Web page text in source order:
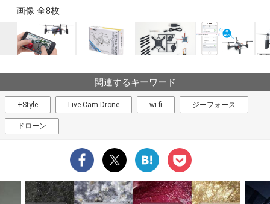
画像 全8枚
関連するキーワード
+Style Live Cam Drone wi-fi ジーフォース
ドローン